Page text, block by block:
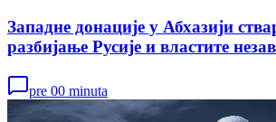
Западне донације у Абхазији
разбијање Русије и властите
pre 00 minuta